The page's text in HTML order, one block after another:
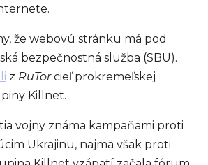
že webovú stránku má pod
bezpečnostná služba (SBU).
z RuTorcieľ prokremeľskej
Killnet.
vojny známa kampaňami proti
Ukrajinu, najmä však proti